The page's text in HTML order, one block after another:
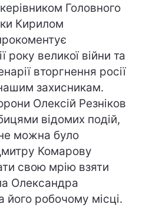
Головного
Кирилом
року великої війни та
вторгнення росії
захисникам.
Олексій Резніков
відомих подій,
можна було
Комарову
свою мрію взяти
Олександра
його робочому місці.